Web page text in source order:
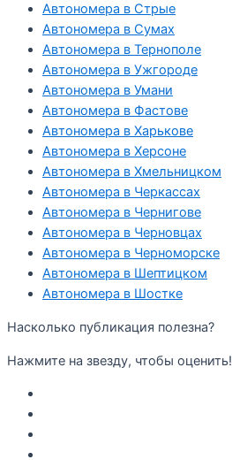
Автономера в Стрые
Автономера в Сумах
Автономера в Тернополе
Автономера в Ужгороде
Автономера в Умани
Автономера в Фастове
Автономера в Харькове
Автономера в Херсоне
Автономера в Хмельницком
Автономера в Черкассах
Автономера в Чернигове
Автономера в Черновцах
Автономера в Черноморске
Автономера в Шептицком
Автономера в Шостке
Насколько публикация полезна?
Нажмите на звезду, чтобы оценить!